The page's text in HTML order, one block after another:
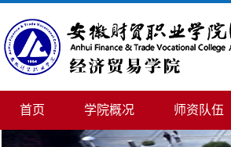
首页 学院概况 师资队伍